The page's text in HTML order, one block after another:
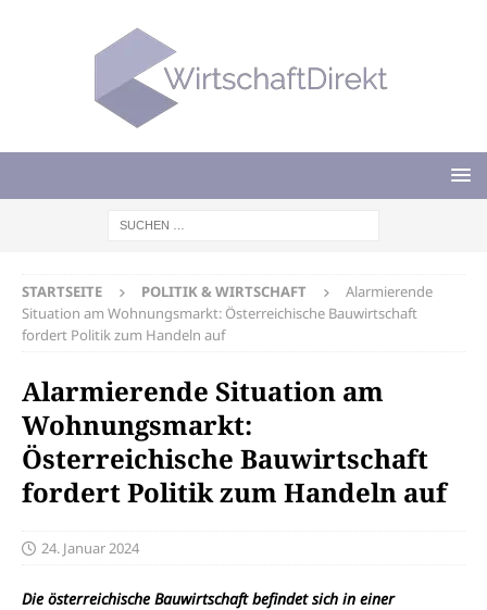
STARTSEITE POLITIK & WIRTSCHAFT
Alarmierende
Situation am Wohnungsmarkt: Österreichische Bauwirtschaft
fordert Politik zum Handeln auf
Alarmierende Situation am
Wohnungsmarkt:
Österreichische Bauwirtschaft
fordert Politik zum Handeln auf
24. Januar 2024
Die österreichische Bauwirtschaft befindet sich in einer